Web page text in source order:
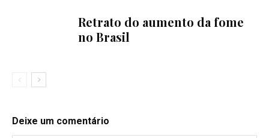
Retrato do aumento da fome
no Brasil
Deixe um comentário